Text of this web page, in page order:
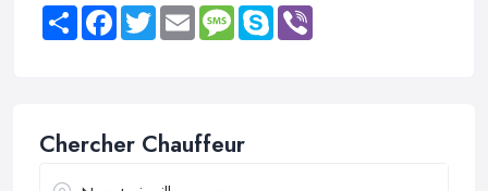
Share FacebookTwitter Email MessageSkype
Chercher Chauffeur